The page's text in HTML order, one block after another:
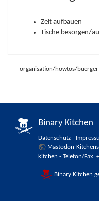
Zelt aufbauen
Tische besorgen/
organisation/howtos/
Binary Kitchen
Datenschutz -
Mastodon-
kitchen - Telefon/Fax:
Binary Kitchen